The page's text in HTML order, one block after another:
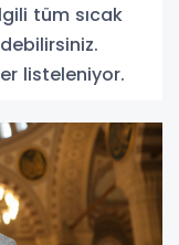
tüm sıcak
listeleniyor.